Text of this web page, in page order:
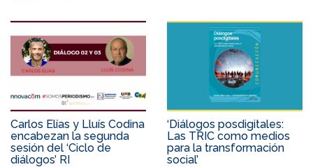
Carlos Elías y Lluís Codina
encabezan la segunda
sesión del ‘Ciclo de
diálogos’ RI
‘Diálogos posdigitales:
Las TRIC como medios
para la transformación
social’